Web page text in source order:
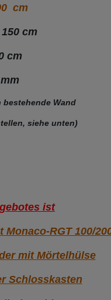
cm
cm
cm
Wand
siehe unten)
ist
RGT 100/
mit Mörtelhülse
Schlosskasten